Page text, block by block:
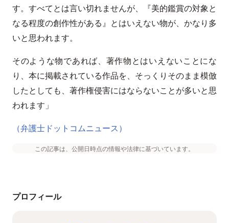
す。すべてとは言い切れませんが、『美的鑑賞の対象と
なる程度の創作性がある』とはいえない物が、かなり多
いと思われます。
そのような物であれば、著作物とはいえないことにな
り、本に掲載されている作品を、そっくりそのまま模倣
したとしても、著作権侵害にはならないことが多いと思
われます」
（弁護士ドットコムニュース）
この記事は、公開日時点の情報や法律に基づいています。
プロフィール